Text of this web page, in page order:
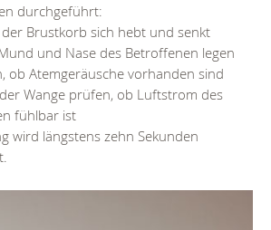
durchgeführt:
der Brustkorb sich hebt und senkt
und Nase des Betroffenen legen
ob Atemgeräusche vorhanden sind
Wange prüfen, ob Luftstrom des
fühlbar ist
wird längstens zehn Sekunden